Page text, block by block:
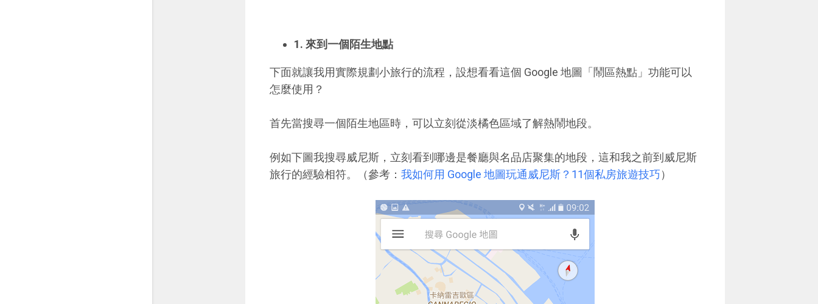
1. 來到一個陌生地點
下面就讓我用實際規劃小旅行的流程，設想看看這個 Google 地圖「鬧區熱點」功能可以
怎麼使用？
首先當搜尋一個陌生地區時，可以立刻從淡橘色區域了解熱鬧地段。
例如下圖我搜尋威尼斯，立刻看到哪邊是餐廳與名品店聚集的地段，這和我之前到威尼斯
旅行的經驗相符。（參考： 我如何用 Google 地圖玩通威尼斯？11個私房旅遊技巧）